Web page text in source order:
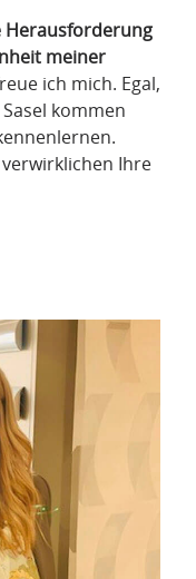
Herausforderung
meiner
ich mich. Egal,
kommen
Ihre